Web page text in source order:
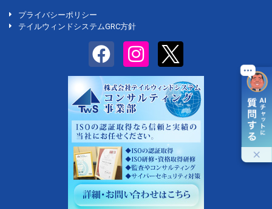
プライバシーポリシー
テイルウィンドシステムGRC方針